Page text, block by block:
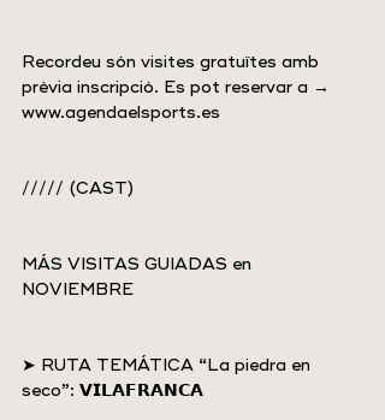
Recordeu són visites gratuïtes amb
prèvia inscripció. Es pot reservar a →
www.agendaelsports.es
///// (CAST)
MÁS VISITAS GUIADAS en
NOVIEMBRE
➤ RUTA TEMÁTICA “La piedra en
seco”: 𝗩𝗜𝗟𝗔𝗙𝗥𝗔𝗡𝗖𝗔